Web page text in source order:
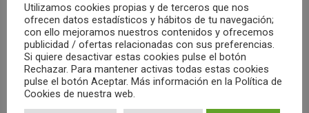
Utilizamos cookies propias y de terceros que nos
ofrecen datos estadísticos y hábitos de tu navegación;
con ello mejoramos nuestros contenidos y ofrecemos
publicidad / ofertas relacionadas con sus preferencias.
Si quiere desactivar estas cookies pulse el botón
Rechazar. Para mantener activas todas estas cookies
pulse el botón Aceptar. Más información en la Política de
Cookies de nuestra web.